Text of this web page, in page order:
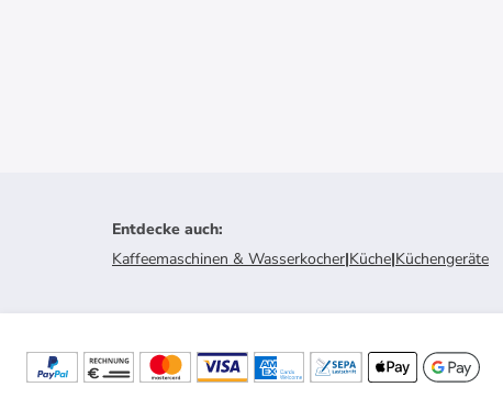
Entdecke auch:
Kaffeemaschinen & Wasserkocher|Küche|Küchengeräte